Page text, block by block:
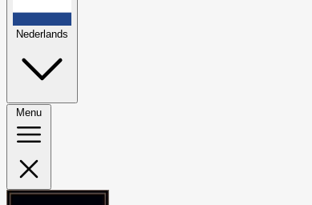
Nederlands
Menu